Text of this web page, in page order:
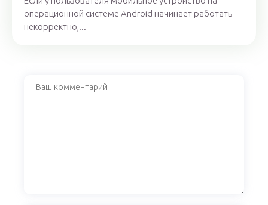
операционной системе Android начинает работать
некорректно,...